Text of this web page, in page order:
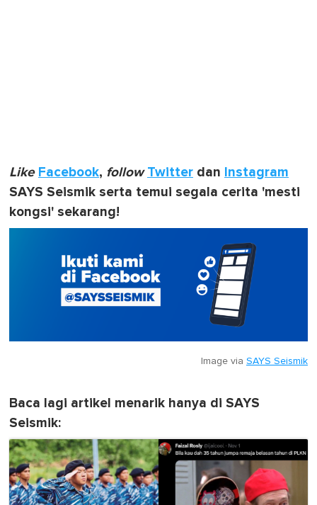
Like Facebook, follow Twitter dan Instagram
SAYS Seismik serta temui segala cerita 'mesti
kongsi' sekarang!
Image via SAYS Seismik
Baca lagi artikel menarik hanya di SAYS
Seismik: